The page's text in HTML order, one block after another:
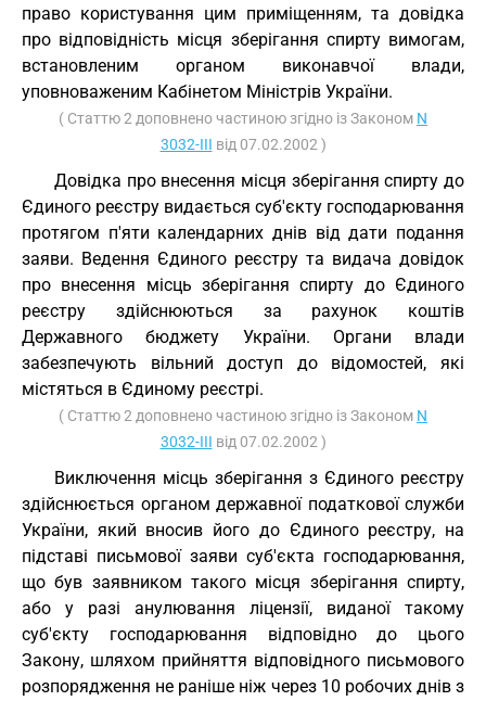
право користування цим приміщенням, та довідка
про відповідність місця зберігання спирту вимогам,
встановленим органом виконавчої влади,
уповноваженим Кабінетом Міністрів України.
( Статтю 2 доповнено частиною згідно із Законом N
3032-III від 07.02.2002 )
Довідка про внесення місця зберігання спирту до
Єдиного реєстру видається суб'єкту господарювання
протягом п'яти календарних днів від дати подання
заяви. Ведення Єдиного реєстру та видача довідок
про внесення місць зберігання спирту до Єдиного
реєстру здійснюються за рахунок коштів
Державного бюджету України. Органи влади
забезпечують вільний доступ до відомостей, які
містяться в Єдиному реєстрі.
( Статтю 2 доповнено частиною згідно із Законом N
3032-III від 07.02.2002 )
Виключення місць зберігання з Єдиного реєстру
здійснюється органом державної податкової служби
України, який вносив його до Єдиного реєстру, на
підставі письмової заяви суб'єкта господарювання,
що був заявником такого місця зберігання спирту,
або у разі анулювання ліцензії, виданої такому
суб'єкту господарювання відповідно до цього
Закону, шляхом прийняття відповідного письмового
розпорядження не раніше ніж через 10 робочих днів з